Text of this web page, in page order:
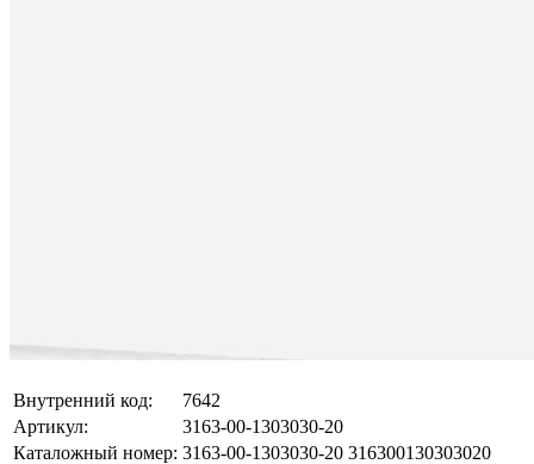
Внутренний код:
7642
Артикул:
3163-00-1303030-20
Каталожный номер: 3163-00-1303030-20 316300130303020